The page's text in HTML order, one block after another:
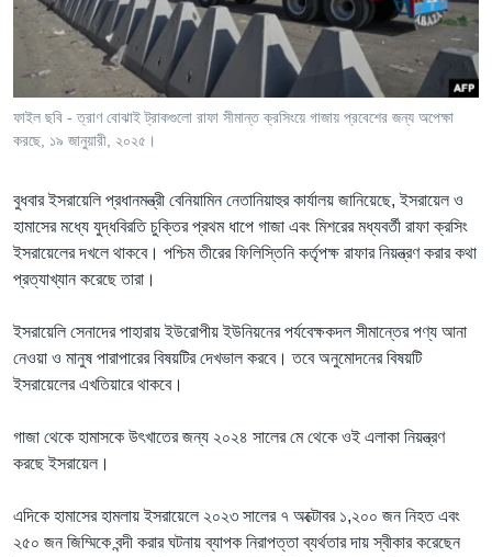
Learning English
FOLLOW US
অন্য ভাষায় ওয়েব সাইট
ফাইল ছবি - ত্রাণ বোঝাই ট্রাকগুলো রাফা সীমান্ত ক্রসিংয়ে গাজায় প্রবেশের জন্য অপেক্ষা
করছে, ১৯ জানুয়ারী, ২০২৫।
বুধবার ইসরায়েলি প্রধানমন্ত্রী বেনিয়ামিন নেতানিয়াহুর কার্যালয় জানিয়েছে, ইসরায়েল ও
হামাসের মধ্যে যুদ্ধবিরতি চুক্তির প্রথম ধাপে গাজা এবং মিশরের মধ্যবর্তী রাফা ক্রসিং
ইসরায়েলের দখলে থাকবে। পশ্চিম তীরের ফিলিস্তিনি কর্তৃপক্ষ রাফার নিয়ন্ত্রণ করার কথা
প্রত্যাখ্যান করেছে তারা।
ইসরায়েলি সেনাদের পাহারায় ইউরোপীয় ইউনিয়নের পর্যবেক্ষকদল সীমান্তের পণ্য আনা
নেওয়া ও মানুষ পারাপারের বিষয়টির দেখভাল করবে। তবে অনুমোদনের বিষয়টি
ইসরায়েলের এখতিয়ারে থাকবে।
গাজা থেকে হামাসকে উৎখাতের জন্য ২০২৪ সালের মে থেকে ওই এলাকা নিয়ন্ত্রণ
করছে ইসরায়েল।
এদিকে হামাসের হামলায় ইসরায়েলে ২০২৩ সালের ৭ অক্টোবর ১,২০০ জন নিহত এবং
২৫০ জন জিম্মিকে বন্দী করার ঘটনায় ব্যাপক নিরাপত্তা ব্যর্থতার দায় স্বীকার করেছেন